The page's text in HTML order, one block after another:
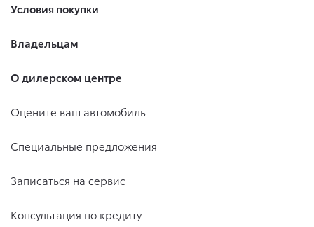
Условия покупки
Владельцам
О дилерском центре
Оцените ваш автомобиль
Специальные предложения
Записаться на сервис
Консультация по кредиту